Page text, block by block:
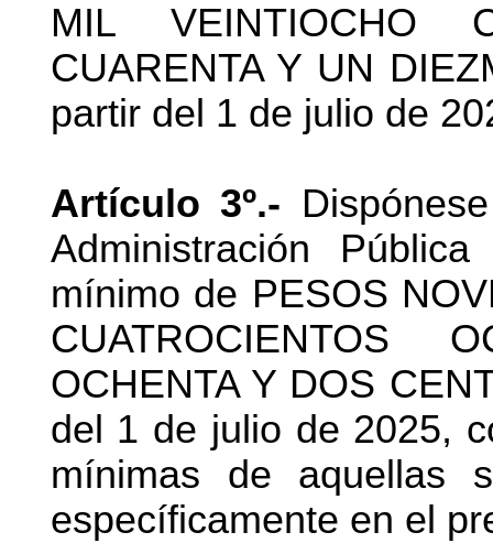
MIL VEINTIOCHO
CUARENTA Y UN
partir del 1 de julio de
Artículo 3º.-
Administración
mínimo de PESOS
OCHENTA Y DOS
del 1 de julio de 2025,
mínimas de aquellas
específicamente en el